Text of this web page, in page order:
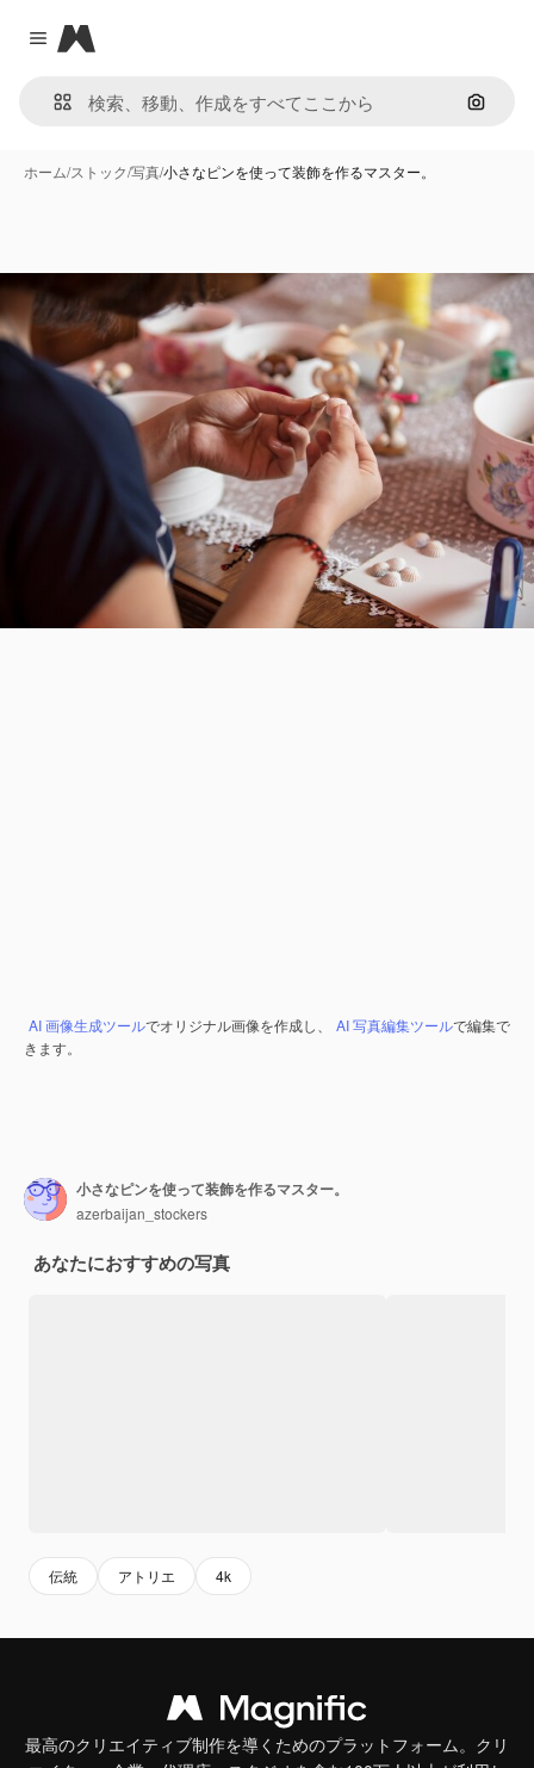
Close menu
Magnific
画像で
ホーム/ストック/写真/小さなピンを使って装飾を作るマスター。
AI 画像生成ツールでオリジナル画像を作成し、 AI 写真編集ツールで編集で
きます。
小さなピンを使って装飾を作るマスター。
azerbaijan_stockers
あなたにおすすめの写真
伝統 アトリエ 4k
最高のクリエイティブ制作を導くためのプラットフォーム。クリ